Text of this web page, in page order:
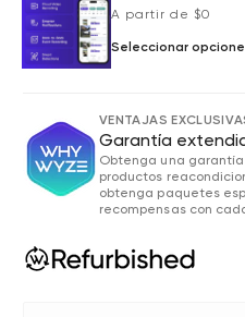
Precio habitual
Precio de
A partir de $0
Seleccionar
VENTAJAS
Garantía
Obtenga una
productos
obtenga paquetes
recompensas con